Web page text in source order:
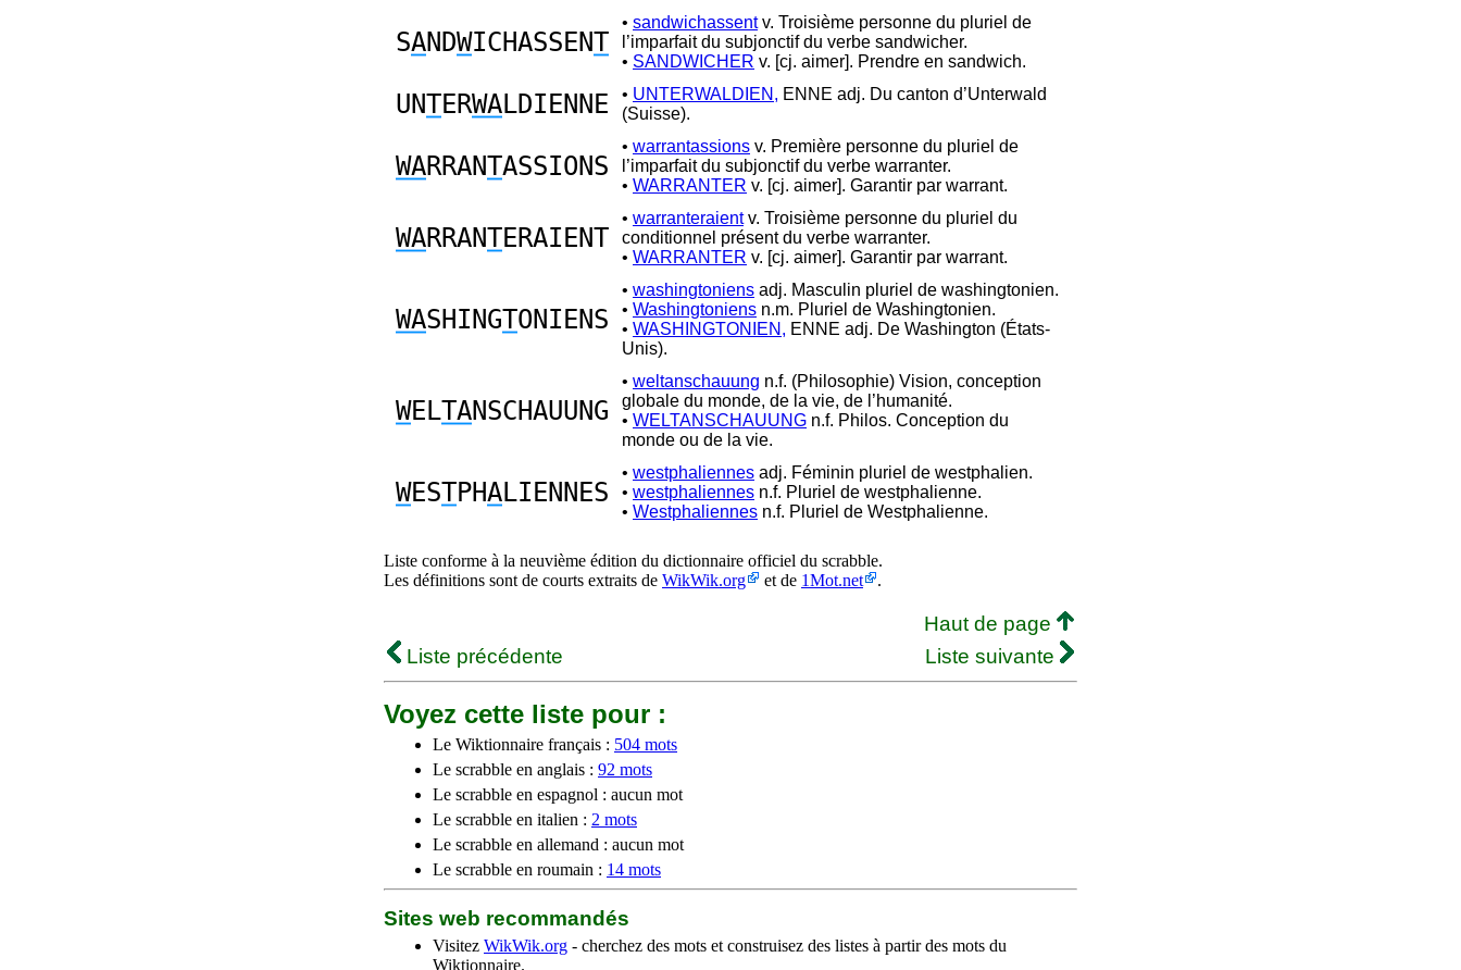
SANDWICHASSENT
• sandwichassentv. Troisième personne du pluriel de
l’imparfait du subjonctif du verbe sandwicher.
• SANDWICHER v. [cj. aimer]. Prendre en sandwich.
UNTERWALDIENNE • UNTERWALDIEN, ENNE adj. Du canton d’Unterwald
(Suisse).
WARRANTASSIONS
• warrantassions v. Première personne du pluriel de
l’imparfait du subjonctif du verbe warranter.
• WARRANTER v. [cj. aimer]. Garantir par warrant.
WARRANTERAIENT
• warranteraientv. Troisième personne du pluriel du
conditionnel présent du verbe warranter.
• WARRANTER v. [cj. aimer]. Garantir par warrant.
WASHINGTONIENS
• washingtoniens adj. Masculin pluriel de washingtonien.
• Washingtoniens n.m. Pluriel de Washingtonien.
• WASHINGTONIEN, ENNE adj. De Washington (États-
Unis).
WELTANSCHAUUNG
• weltanschauung n.f. (Philosophie) Vision, conception
globale du monde, de la vie, de l’humanité.
• WELTANSCHAUUNG n.f. Philos. Conception du
monde ou de la vie.
WESTPHALIENNES
• westphaliennes adj. Féminin pluriel de westphalien.
• westphaliennes n.f. Pluriel de westphalienne.
• Westphaliennes n.f. Pluriel de Westphalienne.
Liste conforme à la neuvième édition du dictionnaire officiel du scrabble.
Les définitions sont de courts extraits de WikWik.org et de 1Mot.net .
Haut de page
Liste précédente
Liste suivante
Voyez cette liste pour :
Le Wiktionnaire français : 504 mots
Le scrabble en anglais : 92 mots
Le scrabble en espagnol : aucun mot
Le scrabble en italien : 2 mots
Le scrabble en allemand : aucun mot
Le scrabble en roumain : 14 mots
Sites web recommandés
Visitez WikWik.org - cherchez des mots et construisez des listes à partir des mots du
Wiktionnaire.